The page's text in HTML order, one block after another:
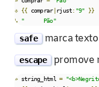
⎀ {{ comprar|rjust: "9" }}
↳ "      Pão"
safe marca texto
escape promove
» string_html =